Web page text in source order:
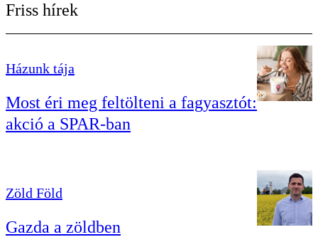
Friss hírek
Házunk tája
Most éri meg feltölteni a fagyasztót:
akció a SPAR-ban
Zöld Föld
Gazda a zöldben